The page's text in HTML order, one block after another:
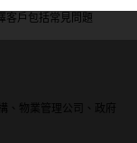
和其他特殊功
口等。這些設計
客戶包括常見問題
、物業管理公司、政府